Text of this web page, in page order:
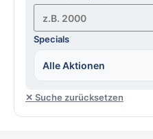
Specials
Alle Aktionen
✕ Suche zurücksetzen